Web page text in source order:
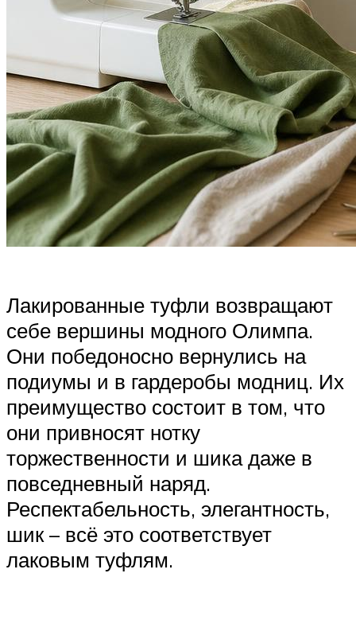
Лакированные туфли возвращают
себе вершины модного Олимпа.
Они победоносно вернулись на
подиумы и в гардеробы модниц. Их
преимущество состоит в том, что
они привносят нотку
торжественности и шика даже в
повседневный наряд.
Респектабельность, элегантность,
шик – всё это соответствует
лаковым туфлям.